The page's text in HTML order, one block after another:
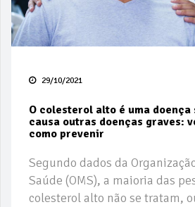
29/10/2021
O colesterol alto é uma
causa outras doenças graves:
como prevenir
Segundo dados da
Saúde (OMS), a maioria das
colesterol alto não se tratam,